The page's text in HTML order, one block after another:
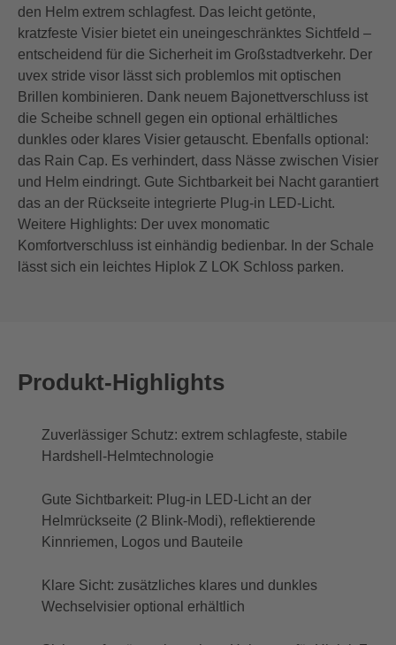
den Helm extrem schlagfest. Das leicht getönte,
kratzfeste Visier bietet ein uneingeschränktes Sichtfeld –
entscheidend für die Sicherheit im Großstadtverkehr. Der
uvex stride visor lässt sich problemlos mit optischen
Brillen kombinieren. Dank neuem Bajonettverschluss ist
die Scheibe schnell gegen ein optional erhältliches
dunkles oder klares Visier getauscht. Ebenfalls optional:
das Rain Cap. Es verhindert, dass Nässe zwischen Visier
und Helm eindringt. Gute Sichtbarkeit bei Nacht garantiert
das an der Rückseite integrierte Plug-in LED-Licht.
Weitere Highlights: Der uvex monomatic
Komfortverschluss ist einhändig bedienbar. In der Schale
lässt sich ein leichtes Hiplok Z LOK Schloss parken.
Produkt-Highlights
Zuverlässiger Schutz: extrem schlagfeste, stabile
Hardshell-Helmtechnologie
Gute Sichtbarkeit: Plug-in LED-Licht an der
Helmrückseite (2 Blink-Modi), reflektierende
Kinnriemen, Logos und Bauteile
Klare Sicht: zusätzliches klares und dunkles
Wechselvisier optional erhältlich